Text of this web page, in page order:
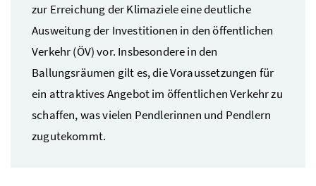
zur Erreichung der Klimaziele eine deutliche
Ausweitung der Investitionen in den öffentlichen
Verkehr (ÖV) vor. Insbesondere in den
Ballungsräumen gilt es, die Voraussetzungen für
ein attraktives Angebot im öffentlichen Verkehr zu
schaffen, was vielen Pendlerinnen und Pendlern
zugutekommt.